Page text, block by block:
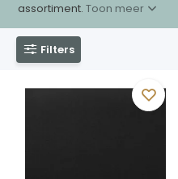
assortiment.Toon meer
Filters